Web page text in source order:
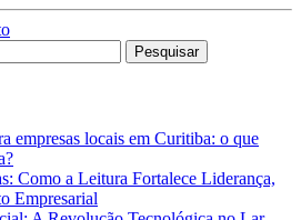
empresas locais em Curitiba: o que
Como a Leitura Fortalece Liderança,
Empresarial